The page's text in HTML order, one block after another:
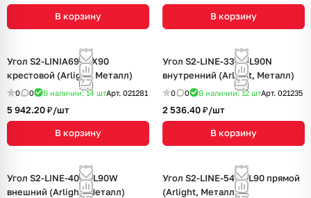
В корзину В корзину
Угол S2-LINIA69-F-X90
крестовой (Arlight, Металл)
0 0 В наличии: 14 штАрт. 021281
5 942.20 ₽/шт
В корзину
Угол S2-LINE-3360-L90N
внутренний (Arlight, Металл)
0 0 В наличии: 12 штАрт. 021235
2 536.40 ₽/шт
В корзину
Угол S2-LINE-4067-L90W
внешний (Arlight, Металл)
Угол S2-LINE-5470-L90 прямой
(Arlight, Металл)